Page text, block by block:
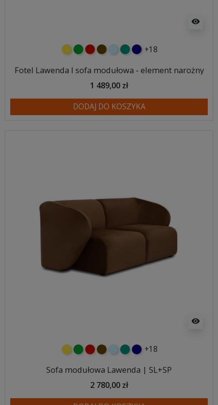
visibility
żółtyzielonyczerwony
czekoladowy
błękitnyturkusowy
granatowy
+18
Fotel Lawenda I sofa modułowa - element narożny
1 489,00 zł
DODAJ DO KOSZYKA
visibility
żółtyzielonyczerwony
czekoladowy
błękitnyturkusowy
granatowy
+18
Sofa modułowa Lawenda | SL+SP
2 780,00 zł